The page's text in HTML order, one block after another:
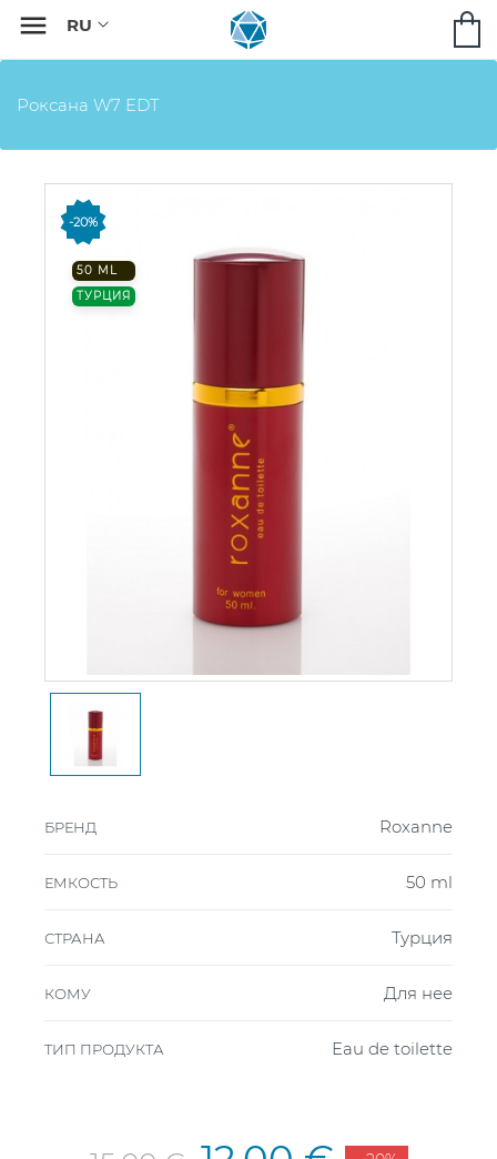

Роксана W7 EDT
-20%
50 ML
ТУРЦИЯ
БРЕНД Roxanne
ЕМКОСТЬ 50 ml
СТРАНА Турция
КОМУ Для нее
ТИП ПРОДУКТА Eau de toilette